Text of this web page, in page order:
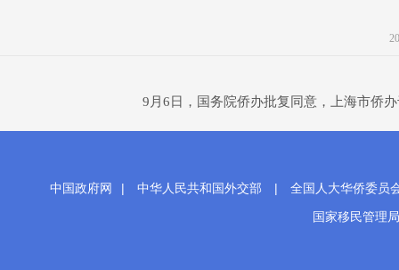
9月6日，国务院侨办批复同意，上海市侨办
中国政府网 | 中华人民共和国外交部 |
全国人大华侨委员
国家移民管理局